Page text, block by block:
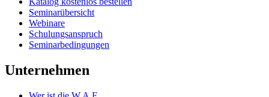
Seminarübersicht
Webinare
Schulungsanspruch
Seminarbedingungen
Unternehmen